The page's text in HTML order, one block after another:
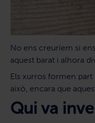
No ens creuríem si
aquest barat i alhora
Els xurros formen part
això, encara que
Qui va